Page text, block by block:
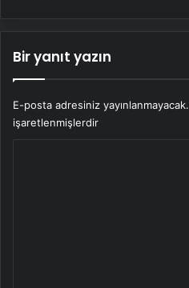
Bir yanıt yazın
E-posta adresiniz yayınlanmayacak.
işaretlenmişlerdir